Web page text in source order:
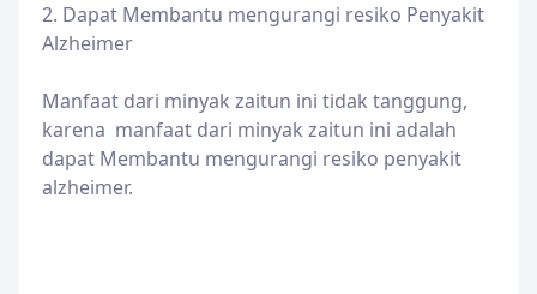
2. Dapat Membantu mengurangi resiko Penyakit
Alzheimer
Manfaat dari minyak zaitun ini tidak tanggung,
karena manfaat dari minyak zaitun ini adalah
dapat Membantu mengurangi resiko penyakit
alzheimer.